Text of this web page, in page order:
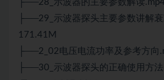
├──28_示波器的主要参数解读
├──29_示波器探头主要参数讲解
171.41M
├──2_02电压电流功率及参考方向
├──30_示波器探头的正确使用方